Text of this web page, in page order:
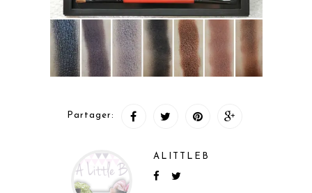
Partager:
ALITTLEB